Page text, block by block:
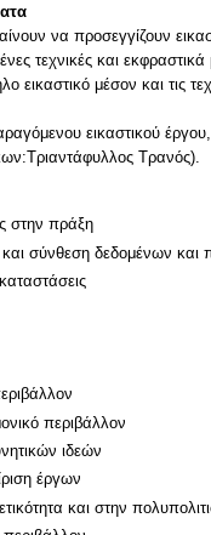
να προσεγγίζουν
τεχνικές και εκφραστικά
εικαστικό μέσον και τις
εικαστικού
Τρανός).
στην πράξη
σύνθεση δεδομένων και
περιβάλλον
ιδεών
έργων
και στην